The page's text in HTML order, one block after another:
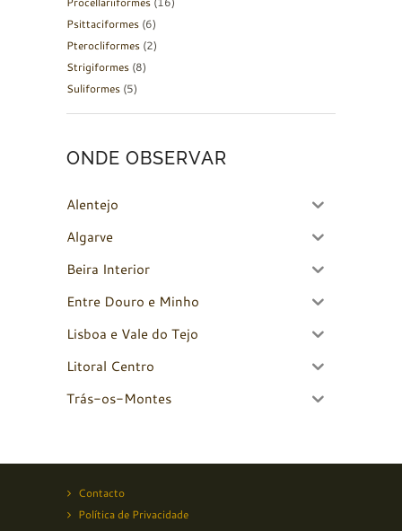
Psittaciformes (6)
Pterocliformes (2)
Strigiformes (8)
Suliformes (5)
ONDE OBSERVAR
Alentejo
Algarve
Beira Interior
Entre Douro e Minho
Lisboa e Vale do Tejo
Litoral Centro
Trás-os-Montes
Contacto
Política de Privacidade